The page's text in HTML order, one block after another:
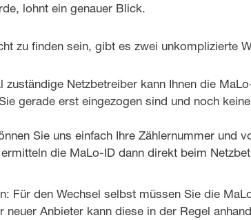
lohnt ein genauer Blick.
zu finden sein, gibt es zwei unkomplizierte
zuständige Netzbetreiber kann Ihnen die
gerade erst eingezogen sind und noch
Sie uns einfach Ihre Zählernummer und
die MaLo-ID dann direkt beim
Für den Wechsel selbst müssen Sie die
neuer Anbieter kann diese in der Regel